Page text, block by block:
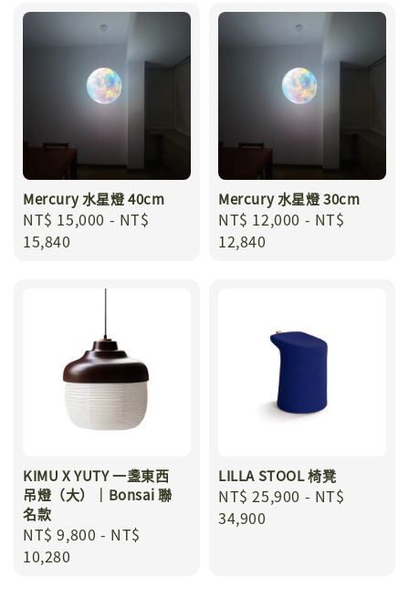
Mercury 水星燈 40cm
Regular
price
NT$ 15,000 - NT$
15,840
Mercury 水星燈 30cm
Regular
price
NT$ 12,000 - NT$
12,840
KIMU X YUTY 一盞東西
吊燈（大）｜Bonsai 聯
名款
Regular
price
NT$ 9,800 - NT$
10,280
LILLA STOOL 椅凳
Regular
price
NT$ 25,900 - NT$
34,900